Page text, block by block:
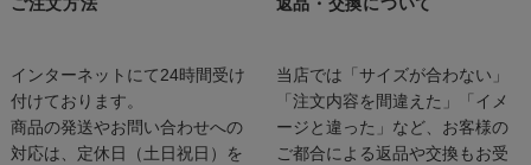
インターネットにて24時間受け
付けております。
商品の発送やお問い合わせへの
対応は、定休日（土日祝日）を
当店では「サイズが合わない」
「注文内容を間違えた」「イメ
ージと違った」など、お客様の
ご都合による返品や交換もお受